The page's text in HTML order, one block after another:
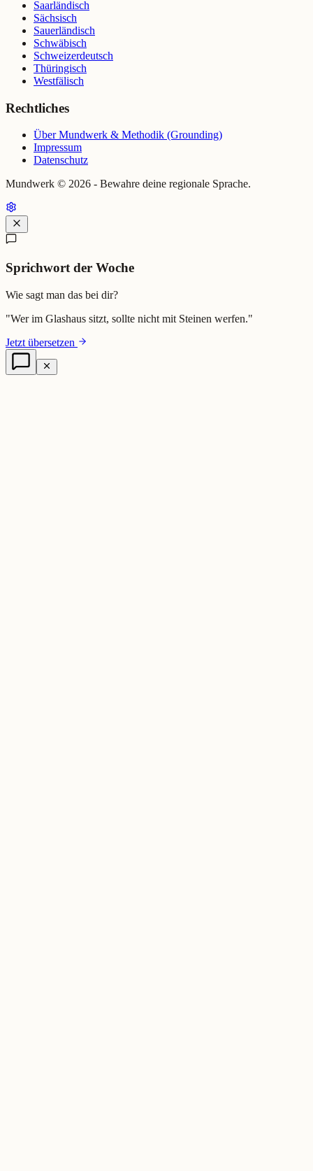
Saarländisch
Sächsisch
Sauerländisch
Schwäbisch
Schweizerdeutsch
Thüringisch
Westfälisch
Rechtliches
Über Mundwerk & Methodik (Grounding)
Impressum
Datenschutz
Mundwerk © 2026 - Bewahre deine regionale Sprache.
Sprichwort der Woche
Wie sagt man das bei dir?
"Wer im Glashaus sitzt, sollte nicht mit Steinen werfen."
Jetzt übersetzen